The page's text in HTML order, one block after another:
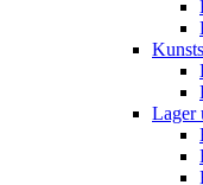
Lager